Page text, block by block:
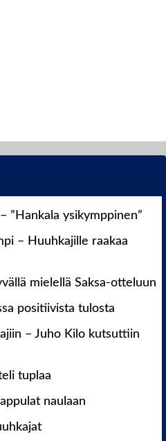
”Hankala ysikymppinen”
– Huuhkajille raakaa
mielellä Saksa-otteluun
positiivista tulosta
– Juho Kilo kutsuttiin
tuplaa
naulaan